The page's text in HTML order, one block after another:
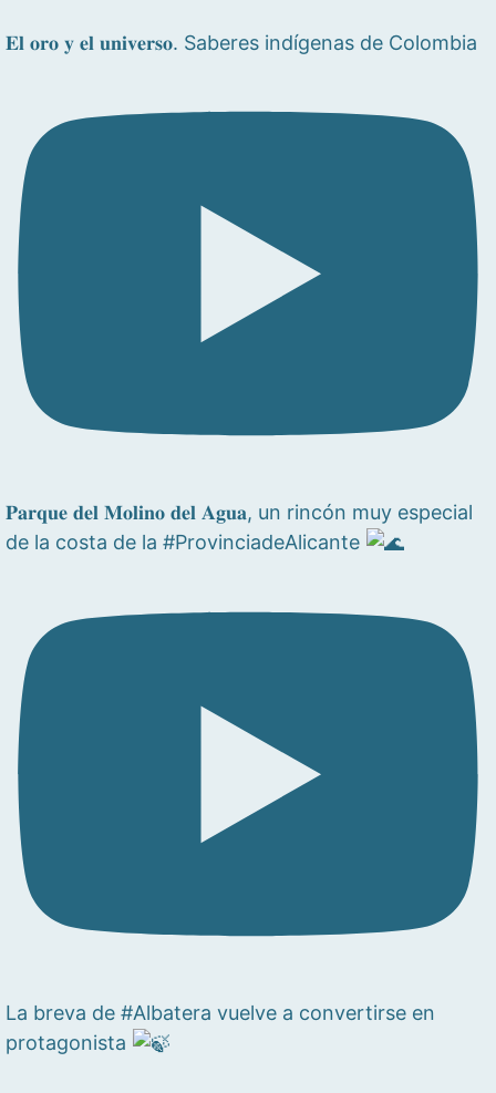
𝐄𝐥 𝐨𝐫𝐨 𝐲 𝐞𝐥 𝐮𝐧𝐢𝐯𝐞𝐫𝐬𝐨. Saberes indígenas de Colombia
𝐏𝐚𝐫𝐪𝐮𝐞 𝐝𝐞𝐥 𝐌𝐨𝐥𝐢𝐧𝐨 𝐝𝐞𝐥 𝐀𝐠𝐮𝐚, un rincón muy especial
de la costa de la #ProvinciadeAlicante
La breva de #Albatera vuelve a convertirse en
protagonista